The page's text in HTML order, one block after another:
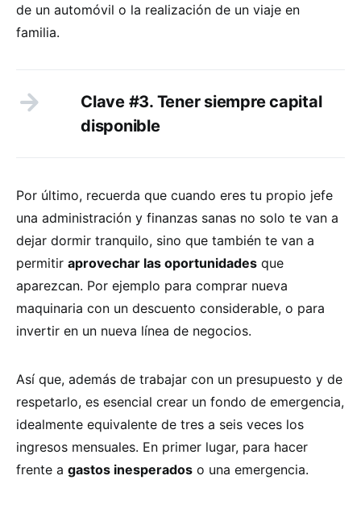
de un automóvil o la realización de un viaje en
familia.
Clave #3. Tener siempre capital
disponible
Por último, recuerda que cuando eres tu propio jefe
una administración y finanzas sanas no solo te van a
dejar dormir tranquilo, sino que también te van a
permitir aprovechar las oportunidades que
aparezcan. Por ejemplo para comprar nueva
maquinaria con un descuento considerable, o para
invertir en un nueva línea de negocios.
Así que, además de trabajar con un presupuesto y de
respetarlo, es esencial crear un fondo de emergencia,
idealmente equivalente de tres a seis veces los
ingresos mensuales. En primer lugar, para hacer
frente a gastos inesperados o una emergencia.